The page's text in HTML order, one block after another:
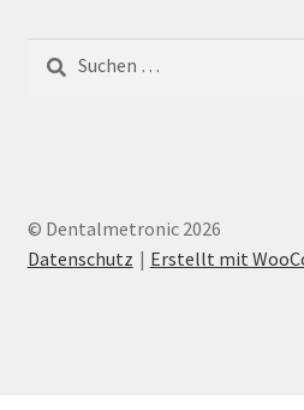
Suchen
nach:
© Dentalmetronic 2026
Datenschutz
Erstellt mit